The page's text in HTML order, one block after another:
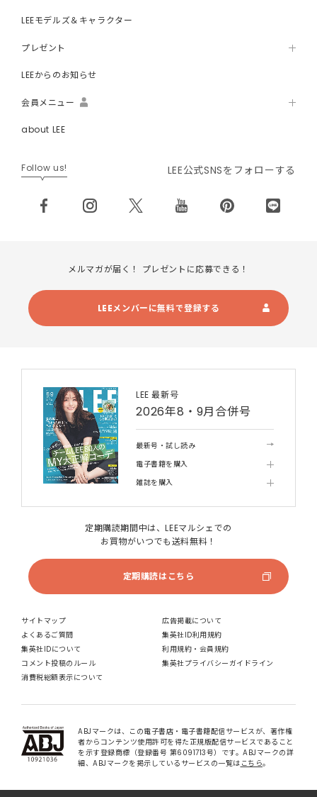
LEEモデルズ＆キャラクター
プレゼント
LEEからのお知らせ
会員メニュー
about LEE
Follow us! LEE公式SNSをフォローする
メルマガが届く！ プレゼントに応募できる！
LEEメンバーに無料で登録する
LEE 最新号
2026年8・9月合併号
最新号・試し読み
電子書籍を購入
雑誌を購入
定期購読期間中は、LEEマルシェでの
お買物がいつでも送料無料！
定期購読はこちら
サイトマップ
広告掲載について
よくあるご質問
集英社ID利用規約
集英社IDについて
利用規約・会員規約
コメント投稿のルール
集英社プライバシーガイドライン
消費税総額表示について
ABJマークは、この電子書店・電子書籍配信サービスが、著作権
者からコンテンツ使用許可を得た正規版配信サービスであること
を示す登録商標（登録番号 第6091713号）です。ABJマークの詳
細、ABJマークを掲示しているサービスの一覧は こちら。